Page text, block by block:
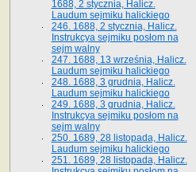
1688, 2 stycznia, Halicz.
Laudum sejmiku halickiego
246. 1688, 2 stycznia, Halicz.
Instrukcya sejmiku posłom na
sejm walny
247. 1688, 13 września, Halicz.
Laudum sejmiku halickiego
248. 1688, 3 grudnia, Halicz.
Laudum sejmiku halickiego
249. 1688, 3 grudnia, Halicz.
Instrukcya sejmiku posłom na
sejm walny
250. 1689, 28 listopada, Halicz.
Laudum sejmiku halickiego
251. 1689, 28 listopada, Halicz.